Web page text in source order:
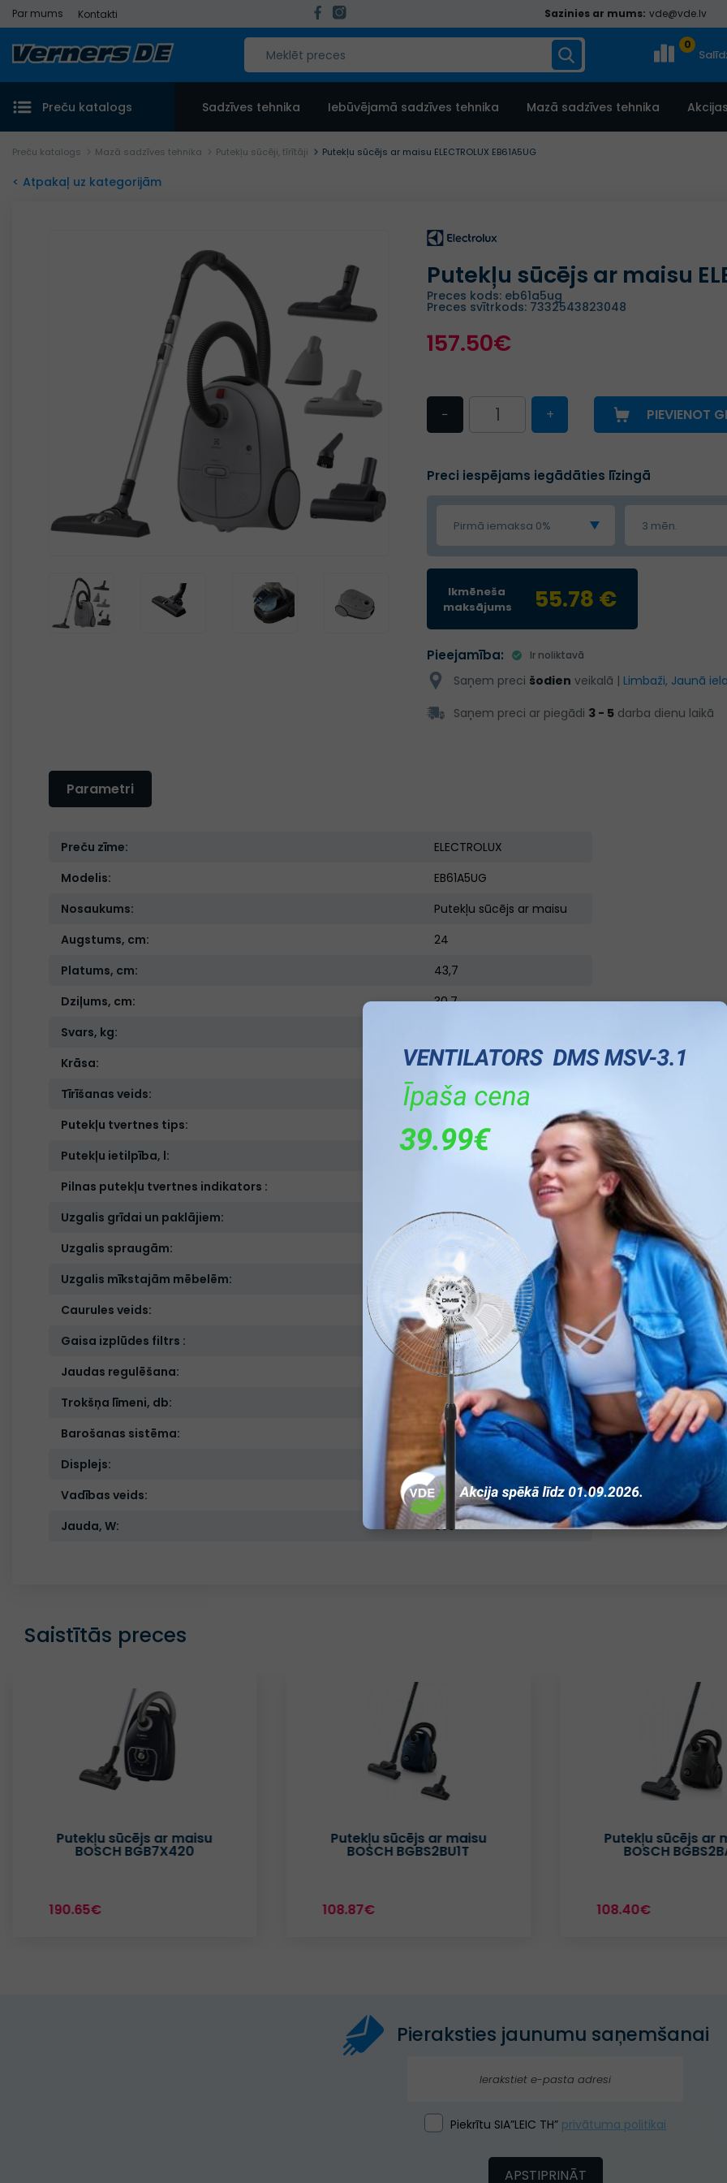
Par mums Kontakti Sazinies ar mums: vde@vde.lv
0
Preču katalogs Sadzīves tehnika Iebūvējamā sadzīves tehnika Mazā sadzīves tehnika
Preču katalogs Mazā sadzīves tehnika Putekļu sūcēji, tīrītāji Putekļu sūcējs ar maisu ELECTROLUX EB61A5UG
< Atpakaļ uz kategorijām
Putekļu sūcējs ar maisu
Preces kods: eb61a5ug
Preces svītrkods: 7332543823048
157.50€
− + PIEVIENOT
Preci iespējams iegādāties līzingā
Pirmā iemaksa 0% 3 mēn.
Ikmēneša
maksājums
55.78 €
Pieejamība: Ir noliktavā
Saņem preci šodien veikalā | Limbaži, Jaunā iela
Saņem preci ar piegādi 3 - 5 darba dienu laikā
Parametri
Preču zīme:
ELECTROLUX
Modelis:
EB61A5UG
Nosaukums:
Putekļu sūcējs ar maisu
Augstums, cm:
24
Platums, cm:
43,7
Dziļums, cm:
30.7
Svars, kg:
Krāsa:
Pelēka
Tīrīšanas veids:
Sausā tīrīšana
Putekļu tvertnes tips:
Maiss
Putekļu ietilpība, l:
3,5 l
Pilnas putekļu tvertnes indikators :
Uzgalis grīdai un paklājiem:
Ir
Uzgalis spraugām:
Ir
Uzgalis mīkstajām mēbelēm:
Ir
Caurules veids:
Teleskopiskā
Gaisa izplūdes filtrs :
Ir
Jaudas regulēšana:
Ir
Trokšņa līmeni, db:
73
Barošanas sistēma:
Tīkls
Displejs:
Nav
Vadības veids:
Mehānisks
Jauda, W:
850
Saistītās preces
Putekļu sūcējs ar maisu
BOSCH BGB7X420
190.65€
Putekļu sūcējs ar maisu
BOSCH BGBS2BU1T
108.87€
Putekļu sūcējs ar
BOSCH
108.40€
Pieraksties jaunumu saņemšanai
Piekrītu SIA”LEIC TH” privātuma politikai
APSTIPRINĀT